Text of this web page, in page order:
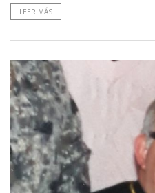
LEER MÁS